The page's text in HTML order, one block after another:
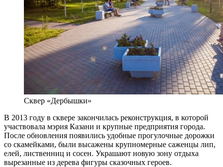
Сквер «Дербышки»
В 2013 году в сквере закончилась реконструкция, в которой
участвовала мэрия Казани и крупные предприятия города.
После обновления появились удобные прогулочные дорожки
со скамейками, были высажены крупномерные саженцы лип,
елей, лиственниц и сосен. Украшают новую зону отдыха
вырезанные из дерева фигуры сказочных героев.